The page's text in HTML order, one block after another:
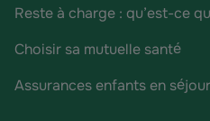
Reste à charge : qu’est-ce
Choisir sa mutuelle santé
Assurances enfants en